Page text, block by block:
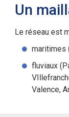
Un
Le réseau est
maritimes
fluviaux
Valence,